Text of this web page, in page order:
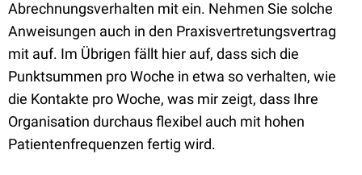
Abrechnungsverhalten mit ein. Nehmen Sie solche
Anweisungen auch in den Praxisvertretungsvertrag
mit auf. Im Übrigen fällt hier auf, dass sich die
Punktsummen pro Woche in etwa so verhalten, wie
die Kontakte pro Woche, was mir zeigt, dass Ihre
Organisation durchaus flexibel auch mit hohen
Patientenfrequenzen fertig wird.